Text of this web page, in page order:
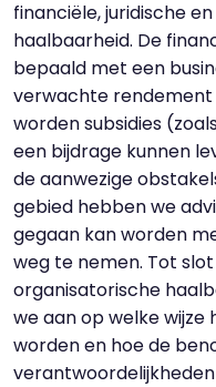
financiële, juridische
haalbaarheid. De
bepaald met een
verwachte
worden subsidies
een bijdrage kunnen
de aanwezige
gebied hebben we
gegaan kan worden
weg te nemen. Tot
organisatorische
we aan op welke
worden en hoe de